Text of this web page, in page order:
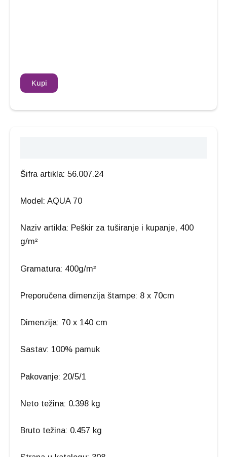
Kupi
Šifra artikla: 56.007.24
Model: AQUA 70
Naziv artikla: Peškir za tuširanje i kupanje, 400
g/m²
Gramatura: 400g/m²
Preporučena dimenzija štampe: 8 x 70cm
Dimenzija: 70 x 140 cm
Sastav: 100% pamuk
Pakovanje: 20/5/1
Neto težina: 0.398 kg
Bruto težina: 0.457 kg